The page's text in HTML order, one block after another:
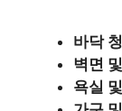
바닥
벽면
욕실